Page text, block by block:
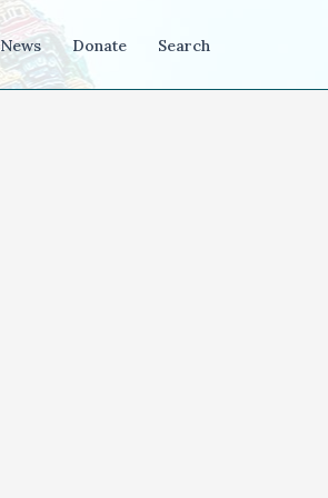
News Donate Search